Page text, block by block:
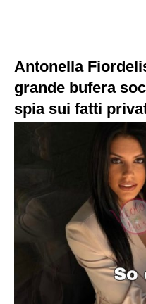
Antonella
grande bufera
spia sui fatti